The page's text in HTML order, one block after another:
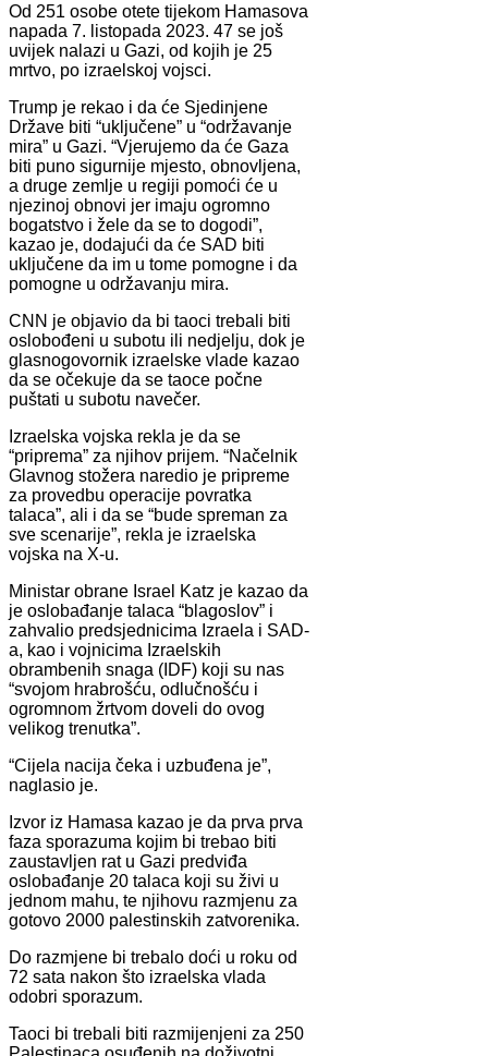
Od 251 osobe otete tijekom Hamasova
napada 7. listopada 2023. 47 se još
uvijek nalazi u Gazi, od kojih je 25
mrtvo, po izraelskoj vojsci.
Trump je rekao i da će Sjedinjene
Države biti “uključene” u “održavanje
mira” u Gazi. “Vjerujemo da će Gaza
biti puno sigurnije mjesto, obnovljena,
a druge zemlje u regiji pomoći će u
njezinoj obnovi jer imaju ogromno
bogatstvo i žele da se to dogodi”,
kazao je, dodajući da će SAD biti
uključene da im u tome pomogne i da
pomogne u održavanju mira.
CNN je objavio da bi taoci trebali biti
oslobođeni u subotu ili nedjelju, dok je
glasnogovornik izraelske vlade kazao
da se očekuje da se taoce počne
puštati u subotu navečer.
Izraelska vojska rekla je da se
“priprema” za njihov prijem. “Načelnik
Glavnog stožera naredio je pripreme
za provedbu operacije povratka
talaca”, ali i da se “bude spreman za
sve scenarije”, rekla je izraelska
vojska na X-u.
Ministar obrane Israel Katz je kazao da
je oslobađanje talaca “blagoslov” i
zahvalio predsjednicima Izraela i SAD-
a, kao i vojnicima Izraelskih
obrambenih snaga (IDF) koji su nas
“svojom hrabrošću, odlučnošću i
ogromnom žrtvom doveli do ovog
velikog trenutka”.
“Cijela nacija čeka i uzbuđena je”,
naglasio je.
Izvor iz Hamasa kazao je da prva prva
faza sporazuma kojim bi trebao biti
zaustavljen rat u Gazi predviđa
oslobađanje 20 talaca koji su živi u
jednom mahu, te njihovu razmjenu za
gotovo 2000 palestinskih zatvorenika.
Do razmjene bi trebalo doći u roku od
72 sata nakon što izraelska vlada
odobri sporazum.
Taoci bi trebali biti razmijenjeni za 250